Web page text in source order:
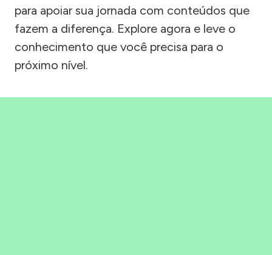
para apoiar sua jornada com conteúdos que
fazem a diferença. Explore agora e leve o
conhecimento que você precisa para o
próximo nível.